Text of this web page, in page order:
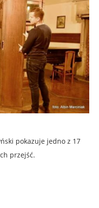
pokazuje jedno z 17
przejść.